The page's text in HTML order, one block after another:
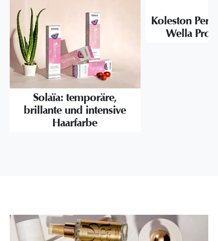
Solaïa: temporäre,
brillante und intensive
Haarfarbe
Koleston
Wella